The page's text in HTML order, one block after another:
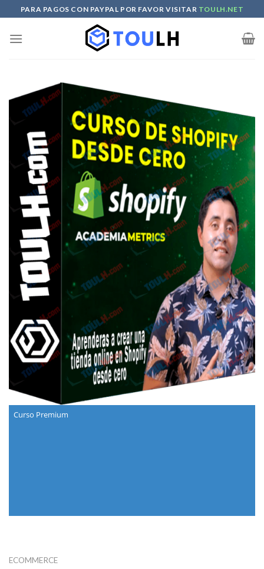
to
content
PARA PAGOS CON PAYPAL POR FAVOR VISITAR TOULH.NET
Curso Premium
ECOMMERCE